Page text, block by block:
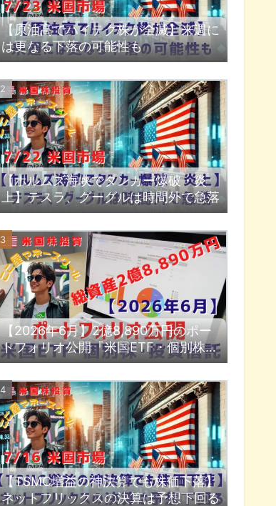
【原油高でハイテク株が全滅】来週に
は更なる下落の可能性も
【ホルムズ海峡でタンカー爆破・炎
上】テスラ、グーグルは時間外で急落
【2026年6月】2億8,890万円のポー
トフォリオ公開『米国ETF・個別株・
投資信託』
【TSMC増益の神決算でも株価下落】
ネットフリックスの決算は予想下回る